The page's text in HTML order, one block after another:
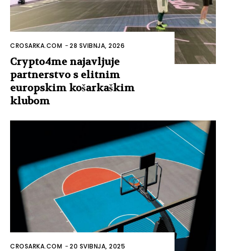
CROSARKA.COM -28 SVIBNJA, 2026
Crypto4me najavljuje
partnerstvo s elitnim
europskim košarkaškim
klubom
CROSARKA.COM -20 SVIBNJA, 2025